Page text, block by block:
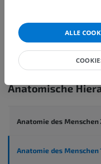
Anatomische
Anatomie des Menschen
Anatomie des Menschen
ALLE